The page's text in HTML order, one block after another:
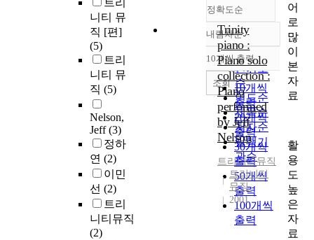
트리
니티 뮤
직 [편]
(5)
트리
니티 뮤
직 (5)
Nelson,
Jeff(3)
정하
연 (2)
이민
선 (2)
트리
니티뮤직
(2)
정확도순
정확도
순
인기도
순
연도순
제목순
저자순
발행기
관순
내림차순
내림차순
10개씩 출력
10개씩
출력
20개씩
출력
30개씩
출력
50개씩
출력
100개씩
출력
조회
Trinity
piano :
Piano solo
collection :
Piano
performed
by Jeff
Nelson
트리니티뮤직
트리니티
뮤직
2001
어
로
많
이
본
자
료
활
용
도
높
은
자
료